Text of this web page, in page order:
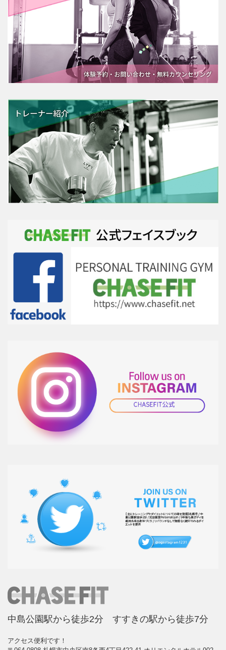
中島公園駅から徒歩2分 すすきの駅から徒歩7分
アクセス便利です！